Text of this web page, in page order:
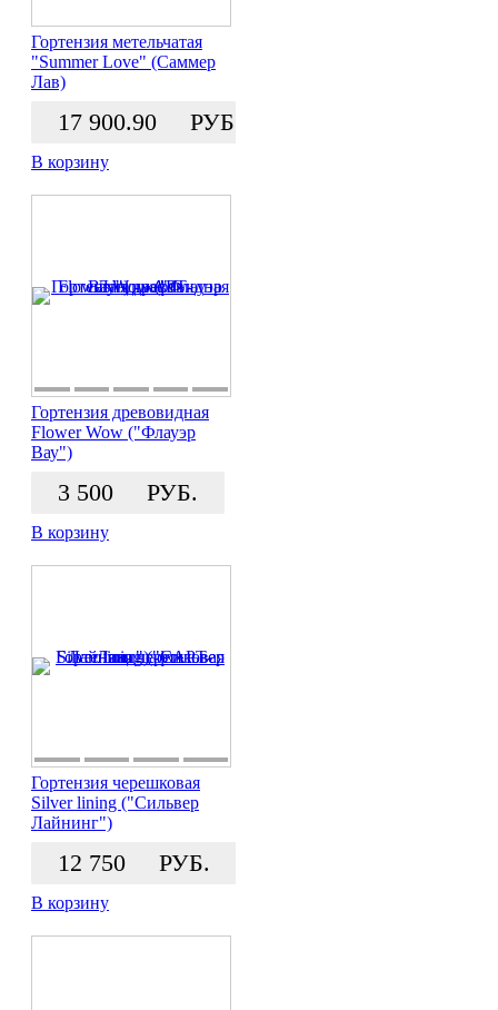
Гортензия метельчатая
"Summer Love" (Саммер
Лав)
17 900.90 РУБ.
В корзину
Гортензия древовидная
Flower Wow ("Флауэр
Вау")
3 500 РУБ.
В корзину
Гортензия черешковая
Silver lining ("Сильвер
Лайнинг")
12 750 РУБ.
В корзину